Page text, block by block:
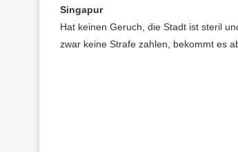
Singapur
Hat keinen Geruch, die Stadt ist steril
zwar keine Strafe zahlen, bekommt es